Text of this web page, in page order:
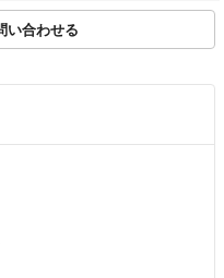
屋店 / RAGTAG有楽町マルイ店
ミネ池袋店 / RAGTAG下北沢
/ RAGTAG広島店 / RAGTAG広
岡パルコ店 /
い合わせる